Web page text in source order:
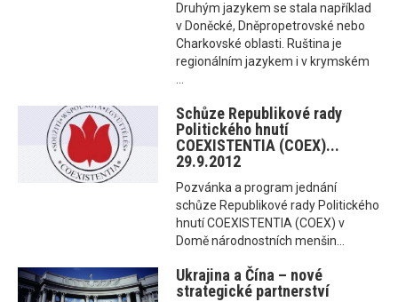
Druhým jazykem se stala například
v Doněcké, Dněpropetrovské nebo
Charkovské oblasti. Ruština je
regionálním jazykem i v krymském
...
Schůze Republikové rady
Politického hnutí
COEXISTENTIA (COEX)...
29.9.2012
Pozvánka a program jednání
schůze Republikové rady Politického
hnutí COEXISTENTIA (COEX) v
Domě národnostních menšin...
Ukrajina a Čína – nové
strategické partnerství